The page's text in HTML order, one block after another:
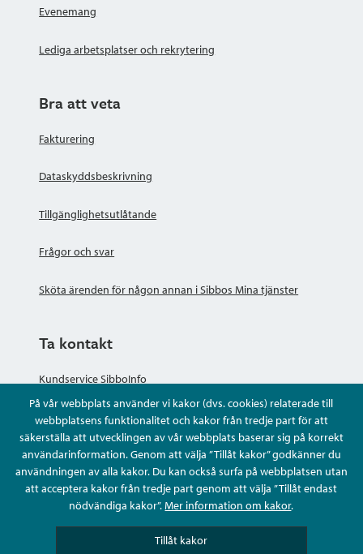
På vår webbplats använder vi kakor (dvs. cookies) relaterade till
webbplatsens funktionalitet och kakor från tredje part för att
säkerställa att utvecklingen av vår webbplats baserar sig på korrekt
användarinformation. Genom att välja ”Tillåt kakor” godkänner du
användningen av alla kakor. Du kan också surfa på webbplatsen utan
att acceptera kakor från tredje part genom att välja ”Tillåt endast
nödvändiga kakor”.Mer information om kakor.
Tillåt kakor
Evenemang
Lediga arbetsplatser och rekrytering
Bra att veta
Fakturering
Dataskyddsbeskrivning
Tillgänglighetsutlåtande
Frågor och svar
Sköta ärenden för någon annan i Sibbos Mina tjänster
Ta kontakt
Kundservice SibboInfo
Ge anonym respons
Ställ en fråga eller sköta ditt ärende
Kontaktuppgifter